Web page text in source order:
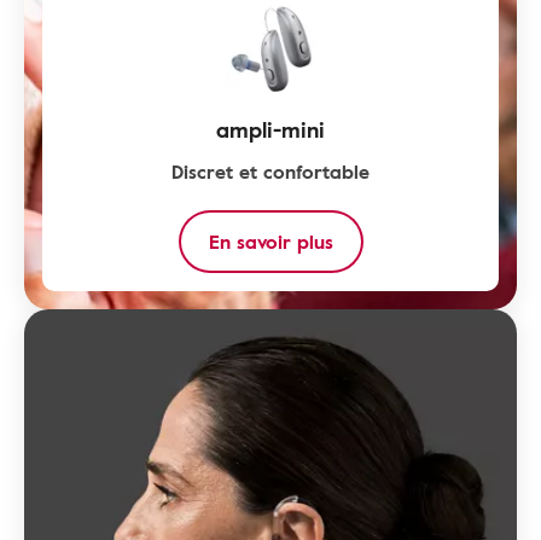
ampli-mini
Discret et confortable
En savoir plus